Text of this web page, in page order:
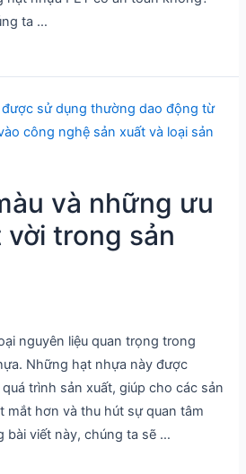
ta …
và những ưu
trong sản
nguyên liệu quan trọng trong
Những hạt nhựa này được
trình sản xuất, giúp cho các sản
mắt hơn và thu hút sự quan tâm
bài viết này, chúng ta sẽ …